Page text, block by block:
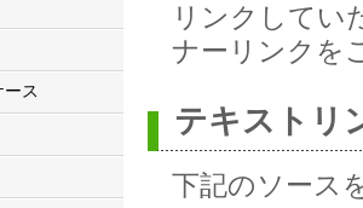
リンクしてい
ナーリンクを
テキストリ
下記のソース
ス